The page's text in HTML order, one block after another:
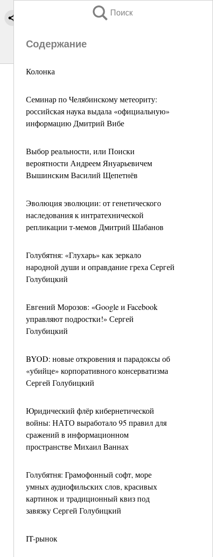
Поиск
Содержание
Колонка
Семинар по Челябинскому метеориту:
российская наука выдала «официальную»
информацию Дмитрий Вибе
Выбор реальности, или Поиски
вероятности Андреем Януарьевичем
Вышинским Василий Щепетнёв
Эволюция эволюции: от генетического
наследования к интратехнической
репликации т-мемов Дмитрий Шабанов
Голубятня: «Глухарь» как зеркало
народной души и оправдание греха Сергей
Голубицкий
Евгений Морозов: «Google и Facebook
управляют подростки!» Сергей
Голубицкий
BYOD: новые откровения и парадоксы об
«убийце» корпоративного консерватизма
Сергей Голубицкий
Юридический флёр кибернетической
войны: НАТО выработало 95 правил для
сражений в информационном
пространстве Михаил Ваннах
Голубятня: Грамофонный софт, море
умных аудиофильских слов, красивых
картинок и традиционный квиз под
завязку Сергей Голубицкий
IT-рынок